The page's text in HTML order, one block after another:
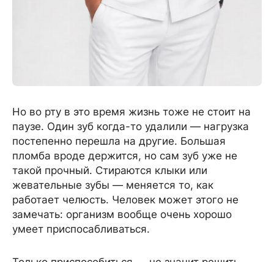
Но во рту в это время жизнь тоже не стоит на
паузе. Один зуб когда-то удалили — нагрузка
постепенно перешла на другие. Большая
пломба вроде держится, но сам зуб уже не
такой прочный. Стираются клыки или
жевательные зубы — меняется то, как
работает челюсть. Человек может этого не
замечать: организм вообще очень хорошо
умеет приспосабливаться.